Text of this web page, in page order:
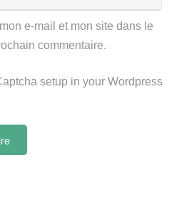
e-mail et mon site dans le
commentaire.
setup in your Wordpress